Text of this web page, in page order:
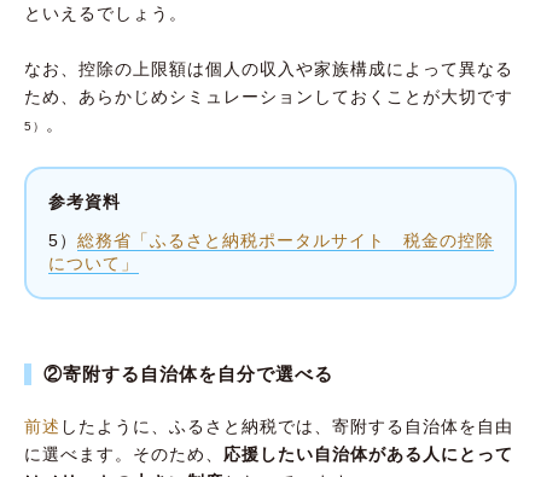
といえるでしょう。
なお、控除の上限額は個人の収入や家族構成によって異なる
ため、あらかじめシミュレーションしておくことが大切です
5） 。
参考資料
5） 総務省「ふるさと納税ポータルサイト 税金の控除
について」
②寄附する自治体を自分で選べる
前述 したように、ふるさと納税では、寄附する自治体を自由
に選べます。そのため、 応援したい自治体がある人にとって